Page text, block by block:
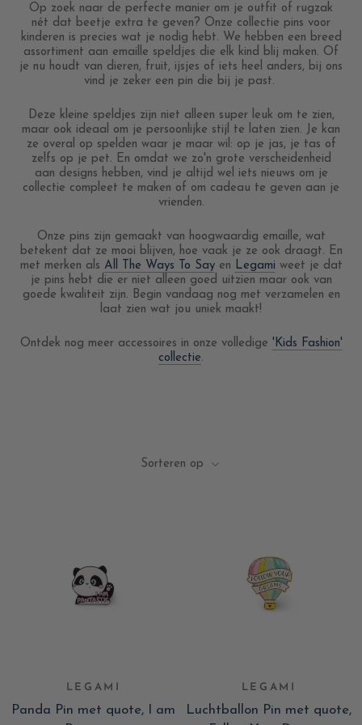
Op zoek naar de perfecte manier om je outfit of rugzak
nét dat beetje extra te geven? Onze collectie pins voor
kinderen is precies wat je nodig hebt. We hebben een breed
assortiment aan emaille speldjes die elk kind blij maken. Of
je nu houdt van dieren, fruit, ijsjes of iets heel anders, bij ons
vind je zeker een pin die bij je past.
Deze kleine speldjes zijn niet alleen super leuk om te zien,
maar ook ideaal om je persoonlijke stijl te laten zien. Je kan
ze overal op spelden waar je maar wil: op je jas, je tas of
zelfs op je pet. En omdat we zo'n grote verscheidenheid
aan designs hebben, vind je altijd wel iets nieuws om je
collectie compleet te maken of om cadeau te geven aan je
vrienden.
Onze pins zijn gemaakt van hoogwaardig emaille, wat
betekent dat ze mooi blijven, hoe vaak je ze ook draagt. En
met merken als All The Ways To Sayen Legami weet je dat
je pins hebt die er niet alleen goed uitzien maar ook van
goede kwaliteit zijn. Begin vandaag nog met verzamelen en
laat zien wat jou uniek maakt!
Ontdek nog meer accessoires in onze volledige 'Kids Fashion'
collectie.
Sorteren op
LEGAMI
Panda Pin met quote, I am
LEGAMI
Luchtballon Pin met quote,